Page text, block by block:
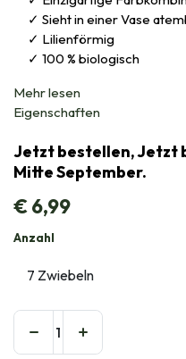
Sieht in einer Vase
Lilienförmig
100 % biologisch
Mehr lesen
Eigenschaften
Jetzt bestellen, Jetzt
Mitte September.
€6,99
Anzahl